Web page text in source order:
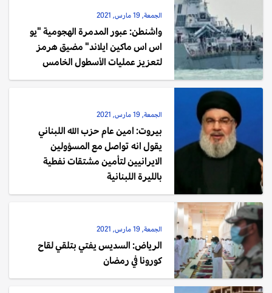
الجمعة, 19 مارس, 2021
واشنطن: عبور المدمرة الهجومية "يو
اس اس ماكين ايلاند" مضيق هرمز
لتعزيز عمليات الأسطول الخامس
الجمعة, 19 مارس, 2021
بيروت: امين عام حزب الله اللبناني
يقول انه تواصل مع المسؤولين
الايرانيين لتأمين مشتقات نفطية
بالليرة اللبنانية
الجمعة, 19 مارس, 2021
الرياض: السديس يفتي بتلقي لقاح
كورونا في رمضان